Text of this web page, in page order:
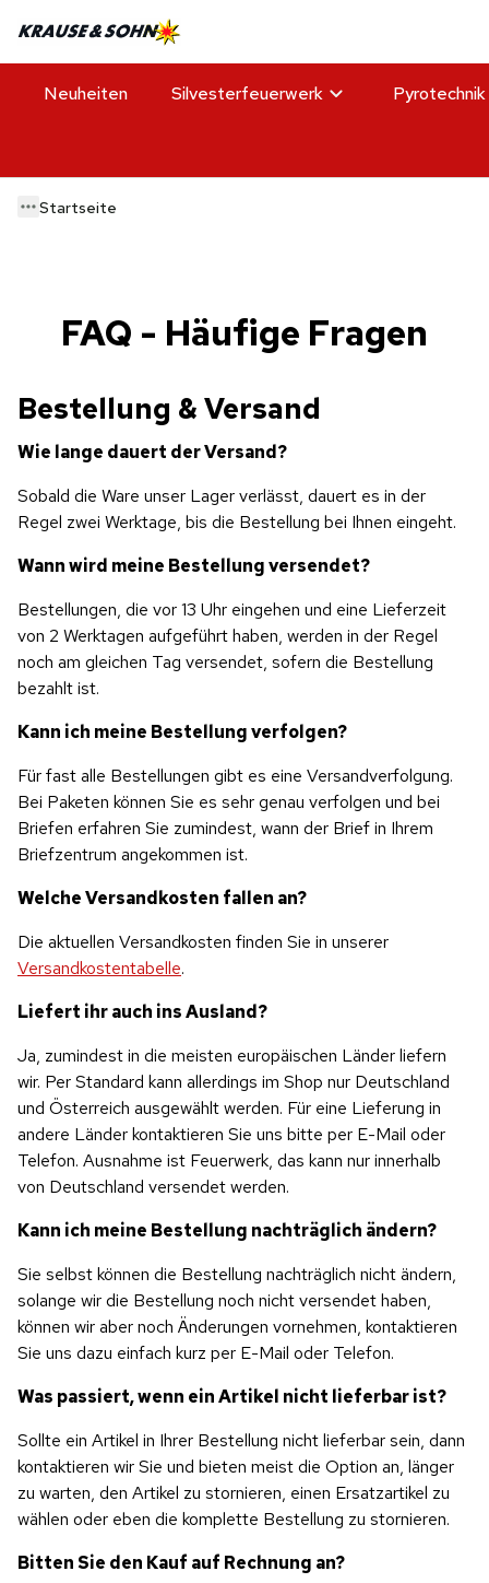
Neuheiten Silvesterfeuerwerk Pyrotechnik
Startseite
FAQ - Häufige Fragen
Bestellung & Versand
Wie lange dauert der Versand?
Sobald die Ware unser Lager verlässt, dauert es in der
Regel zwei Werktage, bis die Bestellung bei Ihnen eingeht.
Wann wird meine Bestellung versendet?
Bestellungen, die vor 13 Uhr eingehen und eine Lieferzeit
von 2 Werktagen aufgeführt haben, werden in der Regel
noch am gleichen Tag versendet, sofern die Bestellung
bezahlt ist.
Kann ich meine Bestellung verfolgen?
Für fast alle Bestellungen gibt es eine Versandverfolgung.
Bei Paketen können Sie es sehr genau verfolgen und bei
Briefen erfahren Sie zumindest, wann der Brief in Ihrem
Briefzentrum angekommen ist.
Welche Versandkosten fallen an?
Versandkostentabelle.
Liefert ihr auch ins Ausland?
Ja, zumindest in die meisten europäischen Länder liefern
wir. Per Standard kann allerdings im Shop nur Deutschland
und Österreich ausgewählt werden. Für eine Lieferung in
andere Länder kontaktieren Sie uns bitte per E-Mail oder
Telefon. Ausnahme ist Feuerwerk, das kann nur innerhalb
von Deutschland versendet werden.
Kann ich meine Bestellung nachträglich ändern?
Sie selbst können die Bestellung nachträglich nicht ändern,
solange wir die Bestellung noch nicht versendet haben,
können wir aber noch Änderungen vornehmen, kontaktieren
Sie uns dazu einfach kurz per E-Mail oder Telefon.
Was passiert, wenn ein Artikel nicht lieferbar ist?
Sollte ein Artikel in Ihrer Bestellung nicht lieferbar sein, dann
kontaktieren wir Sie und bieten meist die Option an, länger
zu warten, den Artikel zu stornieren, einen Ersatzartikel zu
wählen oder eben die komplette Bestellung zu stornieren.
Bitten Sie den Kauf auf Rechnung an?